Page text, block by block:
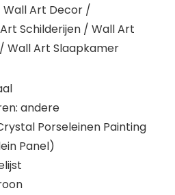
Art Decor /
Schilderijen / Wall Art
Wall Art Slaapkamer
andere
Porseleinen Painting
Panel)